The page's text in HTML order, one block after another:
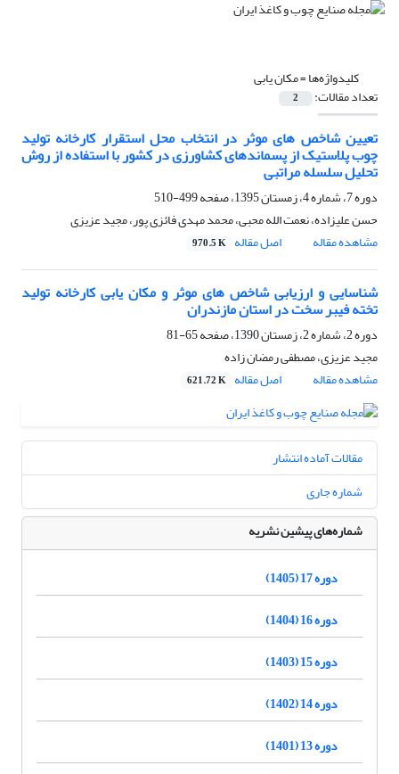
کلیدواژه‌ها =مکان یابی
تعداد مقالات: 2
تعیین شاخص های موثر در انتخاب محل استقرار کارخانه تولید
چوب پلاستیک از پسماندهای کشاورزی در کشور با استفاده از روش
تحلیل سلسله مراتبی
دوره 7، شماره 4، زمستان 1395، صفحه
499-510
حسن علیزاده، نعمت الله محبی، محمد مهدی فائزی پور، مجید عزیزی
مشاهده مقاله
اصل مقاله 970.5 K
شناسایی و ارزیابی شاخص های موثر و مکان یابی کارخانه تولید
تخته فیبر سخت در استان مازندران
دوره 2، شماره 2، زمستان 1390، صفحه
65-81
مجید عزیزی، مصطفی رمضان زاده
مشاهده مقاله
اصل مقاله 621.72 K
مقالات آماده انتشار
شماره جاری
شماره‌های پیشین نشریه
دوره 17 (1405)
دوره 16 (1404)
دوره 15 (1403)
دوره 14 (1402)
دوره 13 (1401)